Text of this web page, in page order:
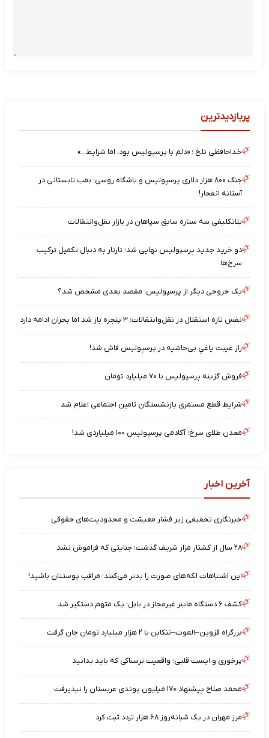
پربازدیدترین
خداحافظی تلخ ؛ «دلم با پرسپولیس بود، اما شرایط…»
جنگ ۸۰۰ هزار دلاری پرسپولیس و باشگاه روسی؛ بمب تابستانی در
آستانه انفجار!
بلاتکلیفی سه ستاره سابق سپاهان در بازار نقل‌وانتقالات
دو خرید جدید پرسپولیس نهایی شد؛ تارتار به دنبال تکمیل ترکیب
سرخ‌ها
یک خروجی دیگر از پرسپولیس؛ مقصد بعدی مشخص شد؟
نفس تازه استقلال در نقل‌وانتقالات؛ ۳ پنجره باز شد اما بحران ادامه دارد
راز غیبت یاغیِ بی‌حاشیه در پرسپولیس فاش شد!
فروش گزینه پرسپولیس با ۷۰ میلیارد تومان
شرایط قطع مستمری بازنشستگان تامین اجتماعی اعلام شد
معدن طلای سرخ؛ آکادمی پرسپولیس ۱۰۰ میلیاردی شد!
آخرین اخبار
خبرنگاری تحقیقی زیر فشار معیشت و محدودیت‌های حقوقی
۲۸ سال از کشتار مزار شریف گذشت؛ جنایتی که فراموش نشد
این اشتباهات لکه‌های صورت را بدتر می‌کنند؛ مراقب پوستتان باشید!
کشف ۶ دستگاه ماینر غیرمجاز در بابل؛ یک متهم دستگیر شد
بزرگراه قزوین–الموت–تنکابن با ۲ هزار میلیارد تومان جان گرفت
پرخوری و ایست قلبی؛ واقعیت ترسناکی که باید بدانید
محمد صلاح پیشنهاد ۱۷۰ میلیون پوندی عربستان را نپذیرفت
مرز مهران در یک شبانه‌روز ۶۸ هزار تردد ثبت کرد